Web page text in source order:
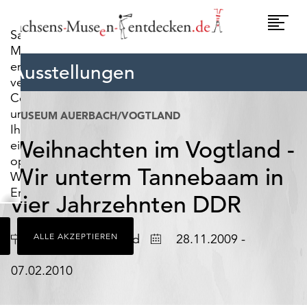
Sachsens-
Museen-
entdecken.de
verwendet
Cookies,
um
Ihnen
ein
optimales
Webseiten-
Erlebnis
zu
bieten.
Dazu
zählen
Cookies,
für
ALLE AKZEPTIEREN
Ausstellungen
MUSEUM AUERBACH/VOGTLAND
Weihnachten im Vogtland -
Wir unterm Tannebaam in
vier Jahrzehnten DDR
Ort Auerbach/Vogtland Datum28.11.2009 -
07.02.2010